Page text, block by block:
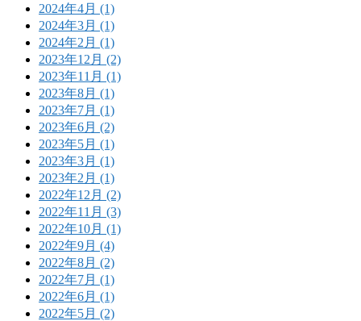
2024年4月 (1)
2024年3月 (1)
2024年2月 (1)
2023年12月 (2)
2023年11月 (1)
2023年8月 (1)
2023年7月 (1)
2023年6月 (2)
2023年5月 (1)
2023年3月 (1)
2023年2月 (1)
2022年12月 (2)
2022年11月 (3)
2022年10月 (1)
2022年9月 (4)
2022年8月 (2)
2022年7月 (1)
2022年6月 (1)
2022年5月 (2)